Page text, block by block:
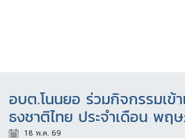
อบต.โนนยอ ร่วมกิจกรรมเข้
ธงชาติไทย ประจำเดือน พฤ
18 พ.ค. 69